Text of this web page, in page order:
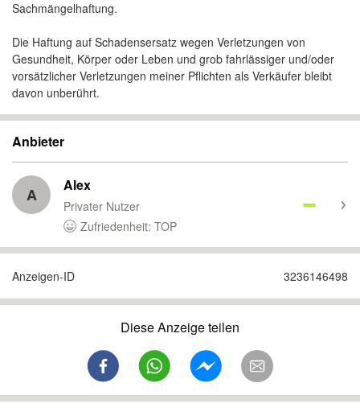
Sachmängelhaftung.
Die Haftung auf Schadensersatz wegen Verletzungen von
Gesundheit, Körper oder Leben und grob fahrlässiger und/oder
vorsätzlicher Verletzungen meiner Pflichten als Verkäufer bleibt
davon unberührt.
Anbieter
A Alex
Privater Nutzer
Zufriedenheit: TOP
Anzeigen-ID 3236146498
Diese Anzeige teilen